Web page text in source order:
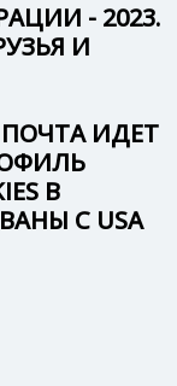
- 2023.
И
ИДЕТ
В
С USA